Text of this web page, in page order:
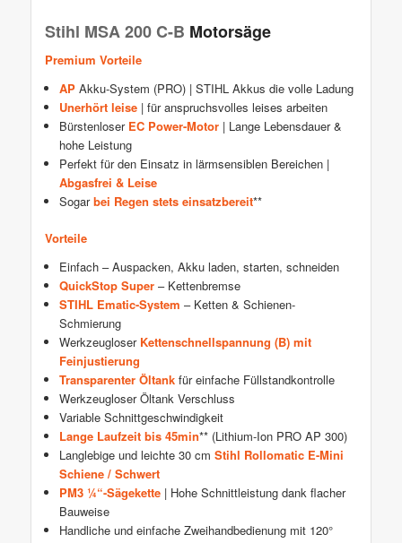
Stihl MSA 200 C-B Motorsäge
Premium Vorteile
AP Akku-System (PRO) | STIHL Akkus die volle Ladung
Unerhört leise | für anspruchsvolles leises arbeiten
Bürstenloser EC Power-Motor | Lange Lebensdauer &
hohe Leistung
Perfekt für den Einsatz in lärmsensiblen Bereichen |
Abgasfrei & Leise
Sogarbei Regen stets einsatzbereit**
Vorteile
Einfach – Auspacken, Akku laden, starten, schneiden
QuickStop Super – Kettenbremse
STIHL Ematic-System – Ketten & Schienen-
Schmierung
Werkzeugloser Kettenschnellspannung (B) mit
Feinjustierung
Transparenter Öltank für einfache Füllstandkontrolle
Werkzeugloser Öltank Verschluss
Variable Schnittgeschwindigkeit
Lange Laufzeit bis 45min** (Lithium-Ion PRO AP 300)
Langlebige und leichte 30 cmStihl Rollomatic E-Mini
Schiene / Schwert
PM3 ¼“-Sägekette | Hohe Schnittleistung dank flacher
Bauweise
Handliche und einfache Zweihandbedienung mit 120°